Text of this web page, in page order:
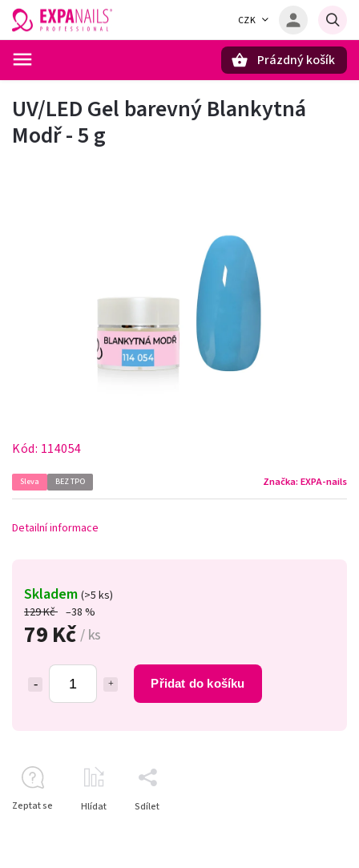
CZK
Prázdný košík
UV/LED Gel barevný Blankytná
Modř - 5 g
Kód: 114054
Sleva BEZ TPO Značka: EXPA-nails
129 Kč –38 %
79 Kč/ ks
Přidat do košíku
Skladem (>5 ks)
Detailní informace
Zeptat se Hlídat Sdílet